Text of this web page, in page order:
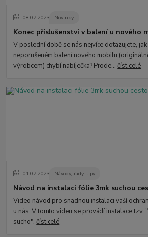
08.07.2023 Novinky
Konec příslušenství v balení u nového
V poslední době se nás nejvíce dotazujete, jak
neporušeném balení nového mobilu
výrobcem) chybí nabíječka? Prode...číst celé
01.07.2023 Návody, rady, tipy
Návod na instalaci fólie 3mk suchou
Video návod pro snadnou instalaci vaší
u nás. V tomto videu se provádí instalace tzv.
sucho".číst celé